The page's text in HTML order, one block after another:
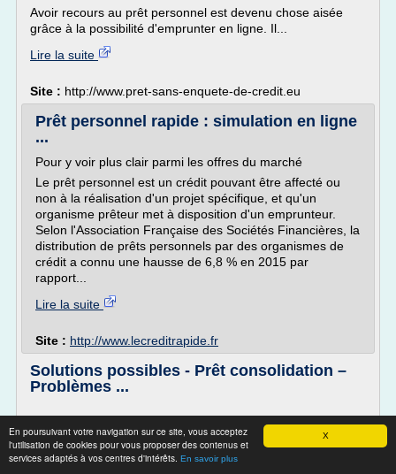
X
En poursuivant votre navigation sur ce site, vous acceptez
l'utilisation de cookies pour vous proposer des contenus et
services adaptés à vos centres d'intérêts. En savoir plus
Avoir recours au prêt personnel est devenu chose aisée
grâce à la possibilité d'emprunter en ligne. Il...
Lire la suite
Site : http://www.pret-sans-enquete-de-credit.eu
Prêt personnel rapide : simulation en ligne
...
Pour y voir plus clair parmi les offres du marché
Le prêt personnel est un crédit pouvant être affecté ou
non à la réalisation d'un projet spécifique, et qu'un
organisme prêteur met à disposition d'un emprunteur.
Selon l'Association Française des Sociétés Financières, la
distribution de prêts personnels par des organismes de
crédit a connu une hausse de 6,8 % en 2015 par
rapport...
Lire la suite
Site : http://www.lecreditrapide.fr
Solutions possibles - Prêt consolidation –
Problèmes ...
Qu'est-ce que c'est?
Un prêt de consolidation de dettes est, en général, un prêt
consenti par une institution financière qui vous permet de